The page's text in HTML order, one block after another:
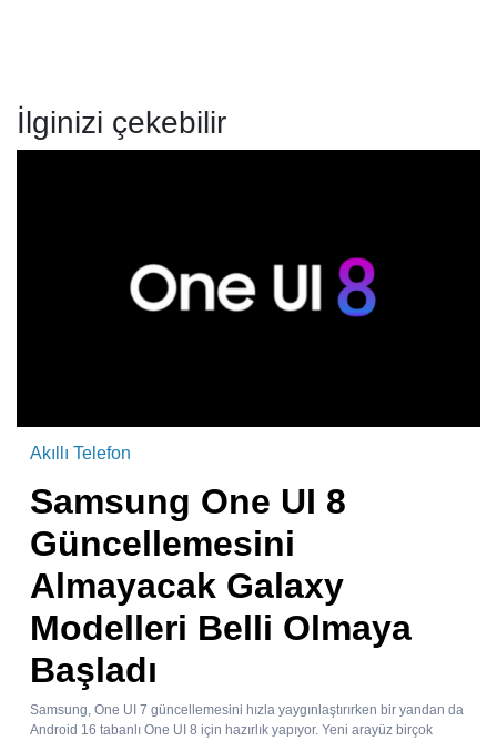
İlginizi çekebilir
Akıllı Telefon
Samsung One UI 8
Güncellemesini
Almayacak Galaxy
Modelleri Belli Olmaya
Başladı
Samsung, One UI 7 güncellemesini hızla yaygınlaştırırken bir yandan da
Android 16 tabanlı One UI 8 için hazırlık yapıyor. Yeni arayüz birçok